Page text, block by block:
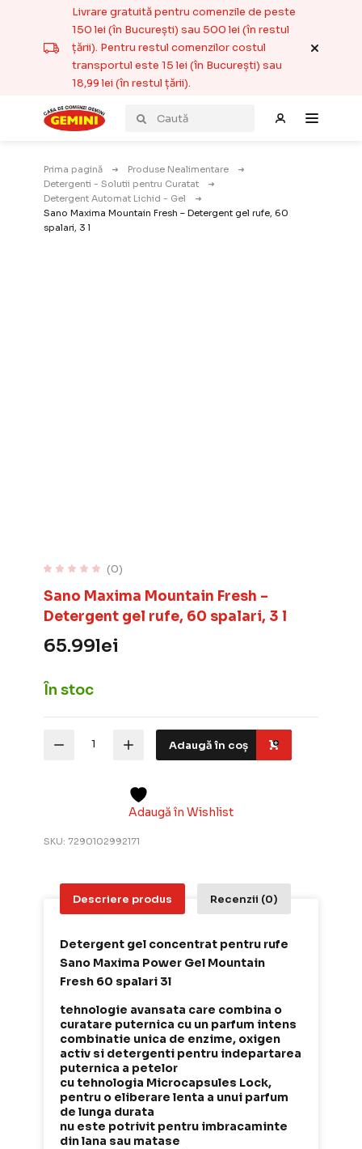
Livrare gratuită pentru comenzile de peste
150 lei (în București) sau 500 lei (în restul
țării). Pentru restul comenzilor costul
transportul este 15 lei (în București) sau
18,99 lei (în restul țării).
Prima pagină
Produse Nealimentare
Detergenti - Solutii pentru Curatat
Detergent Automat Lichid - Gel
Sano Maxima Mountain Fresh – Detergent gel rufe, 60
spalari, 3 l
(0)
Sano Maxima Mountain Fresh –
Detergent gel rufe, 60 spalari, 3 l
65.99lei
În stoc
Sano
gel
spalari,
Adaugă în coș
Adaugă în Wishlist
SKU: 7290102992171
Descriere produs Recenzii (0)
Detergent gel concentrat pentru rufe
Sano Maxima Power Gel Mountain
Fresh 60 spalari 3l
tehnologie avansata care combina o
curatare puternica cu un parfum intens
combinatie unica de enzime, oxigen
activ si detergenti pentru indepartarea
puternica a petelor
cu tehnologia Microcapsules Lock,
pentru o eliberare lenta a unui parfum
de lunga durata
nu este potrivit pentru imbracaminte
din lana sau matase